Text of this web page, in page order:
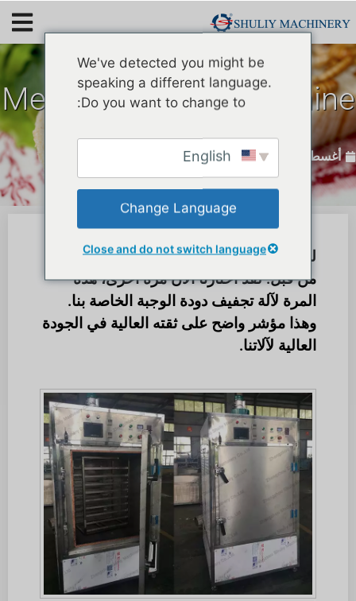
Mealworm dryer machine
sold to Brazil Again
أغسطس 24, 2023
لقد قام بشراء آلة غربلة دودة الوجبة الصفراء
من قبل. لقد اختارنا الآن مرة أخرى، هذه
المرة لآلة تجفيف دودة الوجبة الخاصة بنا.
وهذا مؤشر واضح على ثقته العالية في الجودة
العالية لآلاتنا.
We've detected you might be
speaking a different language.
Do you want to change to:
Change Language
Close and do not switch language